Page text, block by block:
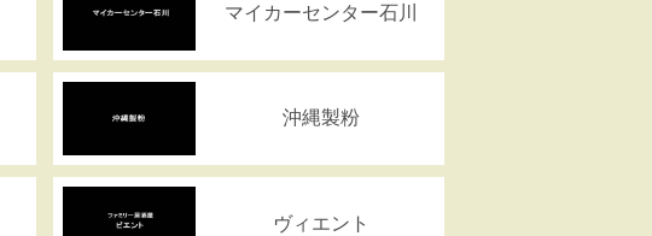
マイカーセンター石川
沖縄製粉
ヴィエント